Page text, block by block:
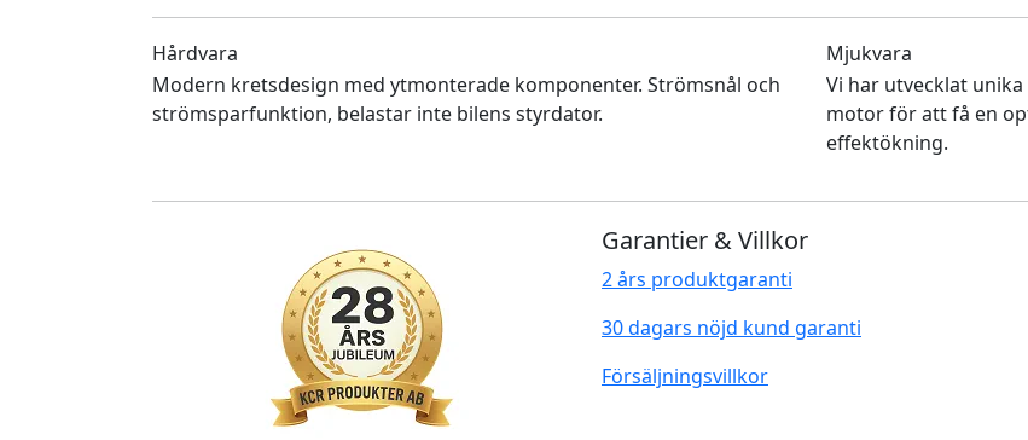
Hårdvara
Modern kretsdesign med ytmonterade komponenter. Strömsnål och
strömsparfunktion, belastar inte bilens styrdator.
Mjukvara
Vi har utvecklat
motor för att få en
effektökning.
Garantier & Villkor
2 års produktgaranti
30 dagars nöjd kund garanti
Försäljningsvillkor